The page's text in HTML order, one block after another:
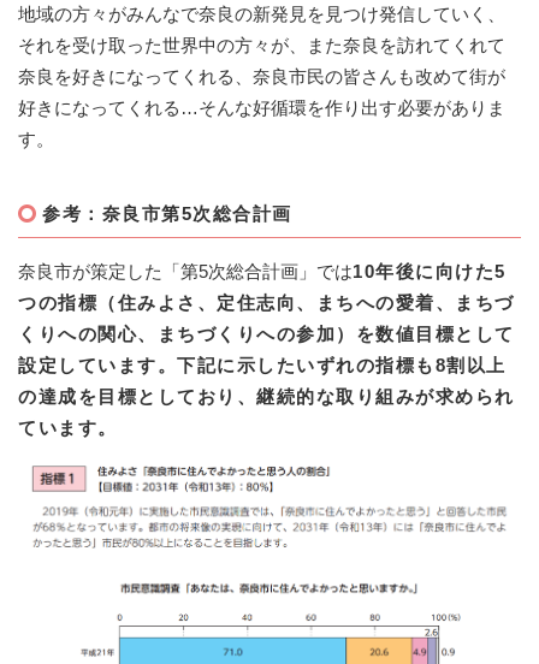
地域の方々がみんなで奈良の新発見を見つけ発信していく、
それを受け取った世界中の方々が、また奈良を訪れてくれて
奈良を好きになってくれる、奈良市民の皆さんも改めて街が
好きになってくれる…そんな好循環を作り出す必要がありま
す。
参考：奈良市第5次総合計画
奈良市が策定した「第5次総合計画」では10年後に向けた5
つの指標（住みよさ、定住志向、まちへの愛着、まちづ
くりへの関心、まちづくりへの参加）を数値目標として
設定しています。下記に示したいずれの指標も8割以上
の達成を目標としており、継続的な取り組みが求められ
ています。